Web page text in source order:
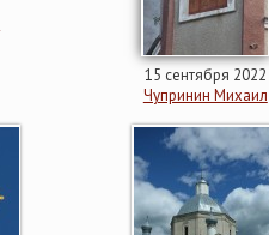
15 сентября 2022
Чупринин Михаил